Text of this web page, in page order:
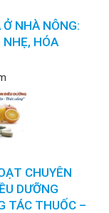
Ở NHÀ NÔNG:
HÓA
CHUYÊN
DƯỠNG
TÁC THUỐC –